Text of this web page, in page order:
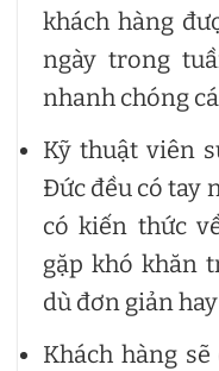
khách hàng
ngày trong
nhanh chóng
Kỹ thuật viên
Đức đều có tay
có kiến thức
gặp khó khăn
dù đơn giản
Khách hàng